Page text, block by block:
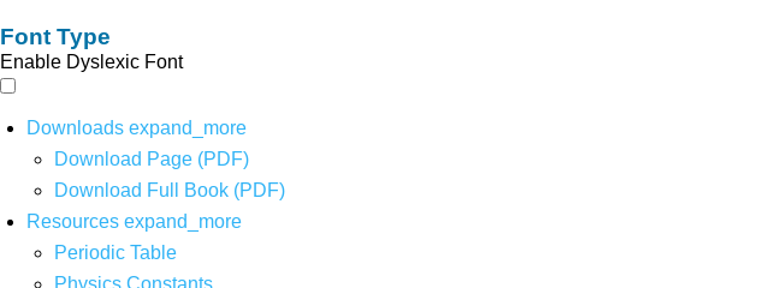
Font Type
Enable Dyslexic Font
Downloads expand_more
Download Page (PDF)
Download Full Book (PDF)
Resources expand_more
Periodic Table
Physics Constants